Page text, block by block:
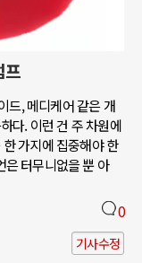
프
드, 메디케어 같은 개
다. 이런 건 주 차원에
가지에 집중해야 한
은 터무니없을 뿐 아
0
기사수정